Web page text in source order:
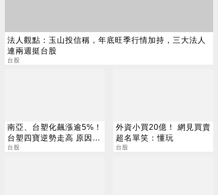
法人觀點：玉山投信稱，年底旺季行情加持，三大法人
連兩週挺台股
台股
南亞、台塑化飆漲逾5%！
台塑四寶逆勢走高 原因找
到了
台股
外資小買20億！ 網見買賣
超名單笑：懂玩
台股